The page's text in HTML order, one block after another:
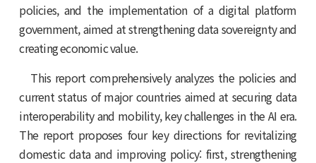
policies, and the implementation of a digital platform
government, aimed at strengthening data sovereignty and
creating economic value.
This report comprehensively analyzes the policies and
current status of major countries aimed at securing data
interoperability and mobility, key challenges in the AI ​​era.
The report proposes four key directions for revitalizing
domestic data and improving policy: first, strengthening